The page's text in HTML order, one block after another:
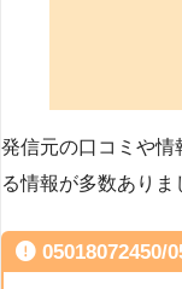
発信元の口コミや情
る情報が多数ありま
05018072450/